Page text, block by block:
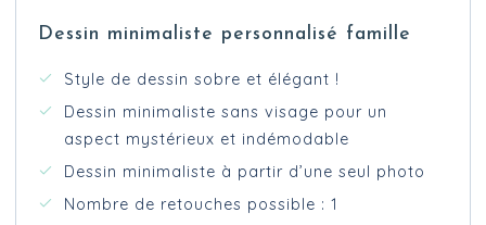
Dessin minimaliste personnalisé famille
Style de dessin sobre et élégant !
Dessin minimaliste sans visage pour un
aspect mystérieux et indémodable
Dessin minimaliste à partir d’une seul photo
Nombre de retouches possible : 1